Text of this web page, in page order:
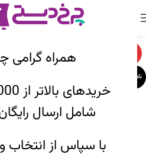
همراه گرامی
شامل ارسال
با سپاس از انتخاب
ناموجود